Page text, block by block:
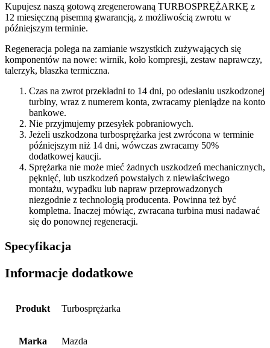
Kupujesz naszą gotową zregenerowaną TURBOSPRĘŻARKĘ z
12 miesięczną pisemną gwarancją, z możliwością zwrotu w
późniejszym terminie.
Regeneracja polega na zamianie wszystkich zużywających się
komponentów na nowe: wirnik, koło kompresji, zestaw naprawczy,
talerzyk, blaszka termiczna.
Czas na zwrot przekładni to 14 dni, po odesłaniu uszkodzonej
turbiny, wraz z numerem konta, zwracamy pieniądze na konto
bankowe.
Nie przyjmujemy przesyłek pobraniowych.
Jeżeli uszkodzona turbosprężarka jest zwrócona w terminie
późniejszym niż 14 dni, wówczas zwracamy 50%
dodatkowej kaucji.
Sprężarka nie może mieć żadnych uszkodzeń mechanicznych,
pęknięć, lub uszkodzeń powstałych z niewłaściwego
montażu, wypadku lub napraw przeprowadzonych
niezgodnie z technologią producenta. Powinna też być
kompletna. Inaczej mówiąc, zwracana turbina musi nadawać
się do ponownej regeneracji.
Specyfikacja
Informacje dodatkowe
Produkt Turbosprężarka
Marka Mazda